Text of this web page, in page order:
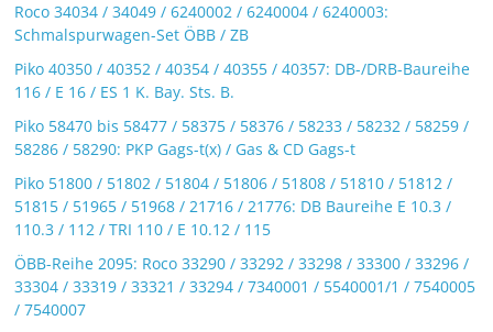
Roco 34034 / 34049 / 6240002 / 6240004 / 6240003:
Schmalspurwagen-Set ÖBB / ZB
Piko 40350 / 40352 / 40354 / 40355 / 40357: DB-/DRB-Baureihe
116 / E 16 / ES 1 K. Bay. Sts. B.
Piko 58470 bis 58477 / 58375 / 58376 / 58233 / 58232 / 58259 /
58286 / 58290: PKP Gags-t(x) / Gas & CD Gags-t
Piko 51800 / 51802 / 51804 / 51806 / 51808 / 51810 / 51812 /
51815 / 51965 / 51968 / 21716 / 21776: DB Baureihe E 10.3 /
110.3 / 112 / TRI 110 / E 10.12 / 115
ÖBB-Reihe 2095: Roco 33290 / 33292 / 33298 / 33300 / 33296 /
33304 / 33319 / 33321 / 33294 / 7340001 / 5540001/1 / 7540005
/ 7540007